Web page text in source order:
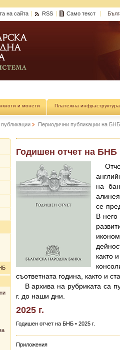
на сайта RSS Само текст
и монети Платежна инфраструктура
Периодични публикации на БНБ
Годишен отчет на БНБ
на
се
В
както
съответната година, както и
В архива на рубриката са
г. до наши дни.
2025 г.
Годишен отчет на БНБ • 2025 г.
Приложения